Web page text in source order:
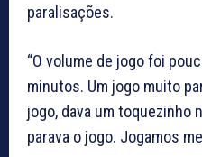
paralisações.
“O volume de jogo foi
minutos. Um jogo muito
jogo, dava um toquezinho
parava o jogo. Jogamos